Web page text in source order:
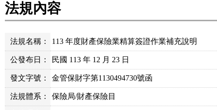
法規內容
法規名稱： 113 年度財產保險業精算簽證作業補充說明
公發布日： 民國 113 年 12 月 23 日
發文字號： 金管保財字第1130494730號函
法規體系： 保險局/財產保險目